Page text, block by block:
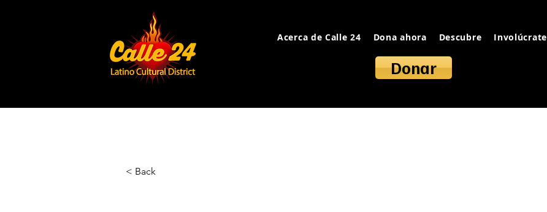
Acerca de Calle 24 Dona ahora Descubre Involúcrate
Donar
< Back